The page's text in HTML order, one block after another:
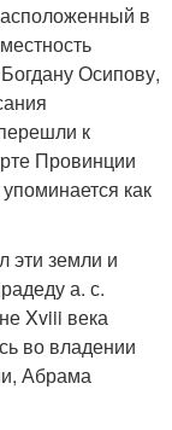
в
Осипову,
к
Провинции
как
эти земли и
а. с.
Xviii века
во владении
Абрама